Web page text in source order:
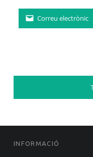
Correu electrònic
SIDEBAR
FOOTER SIDEBAR
INFORMACIÓ